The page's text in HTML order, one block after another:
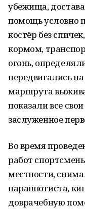
убежища,
помощь условно
костёр без
кормом,
огонь,
передвигались
маршрута
показали все
заслуженное
Во время
работ
местности,
парашютиста,
доврачебную